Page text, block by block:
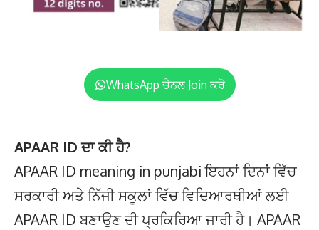
WhatsApp ਚੈਨਲ Join ਕਰੋ
APAAR ID ਦਾ ਕੀ ਹੈ?
APAAR ID meaning in punjabi ਇਹਨਾਂ ਦਿਨਾਂ ਵਿੱਚ
ਸਰਕਾਰੀ ਅਤੇ ਨਿੱਜੀ ਸਕੂਲਾਂ ਵਿੱਚ ਵਿਦਿਆਰਥੀਆਂ ਲਈ
APAAR ID ਬਣਾਉਣ ਦੀ ਪ੍ਰਕਿਰਿਆ ਜਾਰੀ ਹੈ। APAAR